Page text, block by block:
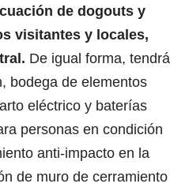
de dogouts y
visitantes y locales,
De igual forma, tendrá
bodega de elementos
eléctrico y baterías
personas en condición
anti-impacto en la
de muro de cerramiento